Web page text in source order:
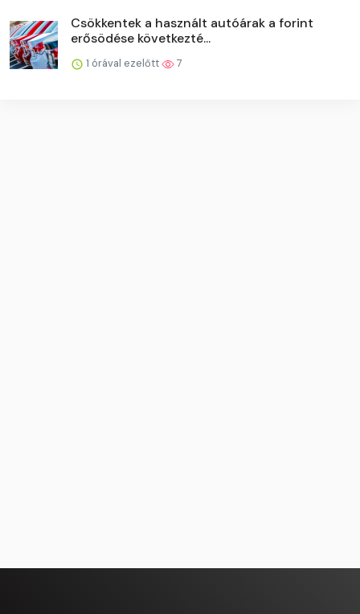
Csökkentek a használt autóárak a forint
erősödése következté...
1 órával ezelőtt 7